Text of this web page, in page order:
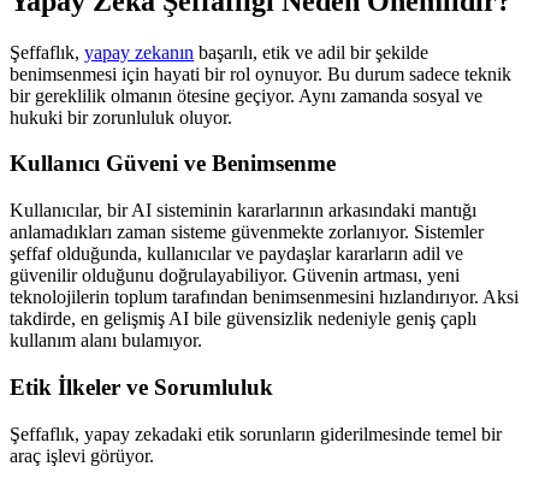
Şeffaflık, yapay zekanın​ başarılı, etik ve adil bir şekilde
benimsenmesi için hayati bir rol oynuyor. Bu durum sadece teknik
bir gereklilik olmanın ötesine geçiyor. Aynı zamanda sosyal ve
hukuki bir zorunluluk oluyor.
Kullanıcı Güveni ve Benimsenme
Kullanıcılar, bir AI sisteminin kararlarının arkasındaki mantığı
anlamadıkları zaman sisteme güvenmekte zorlanıyor. Sistemler
şeffaf olduğunda, kullanıcılar ve paydaşlar kararların adil ve
güvenilir olduğunu doğrulayabiliyor. Güvenin artması, yeni
teknolojilerin toplum tarafından benimsenmesini hızlandırıyor. Aksi
takdirde, en gelişmiş AI bile güvensizlik nedeniyle geniş çaplı
kullanım alanı bulamıyor.
Etik İlkeler ve Sorumluluk
Şeffaflık, yapay zekadaki etik sorunların giderilmesinde temel bir
araç işlevi görüyor.